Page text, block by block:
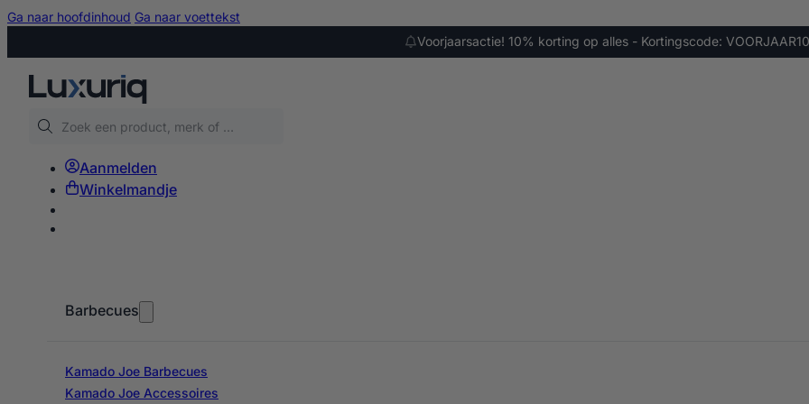
Ga naar hoofdinhoud Ga naar voettekst
Voorjaarsactie! 10% korting op alles - Kortingscode: VOORJAAR10
Zoeken
Aanmelden
Winkelmandje
Barbecues
Kamado Joe Barbecues
Kamado Joe Accessoires